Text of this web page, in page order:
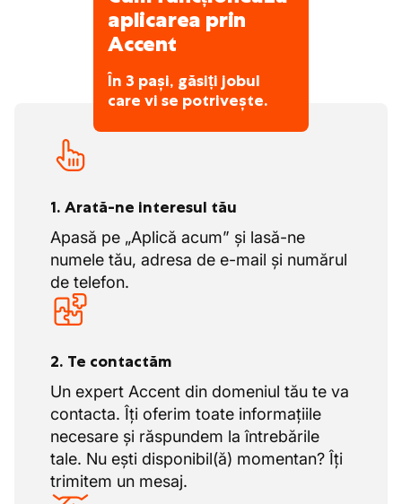
aplicarea prin
Accent
În 3 pași, găsiți jobul
care vi se potrivește.
1. Arată-ne interesul tău
Apasă pe „Aplică acum” și lasă-ne
numele tău, adresa de e-mail și numărul
de telefon.
2. Te contactăm
Un expert Accent din domeniul tău te va
contacta. Îți oferim toate informațiile
necesare și răspundem la întrebările
tale. Nu ești disponibil(ă) momentan? Îți
trimitem un mesaj.